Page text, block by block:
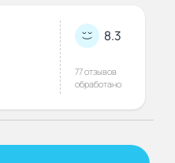
8.3
77 отзывов
обработано